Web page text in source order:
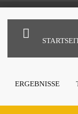
ERGEBNISSE